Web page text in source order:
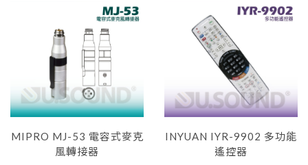
MIPRO MJ-53 電容式麥克
風轉接器
INYUAN IYR-9902 多功能
遙控器